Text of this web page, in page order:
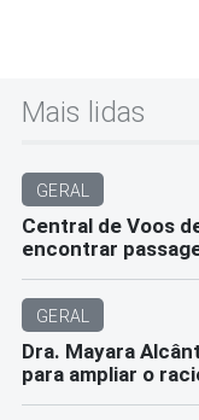
Mais lidas
GERAL
Central de Voos
encontrar
GERAL
Dra. Mayara
para ampliar o